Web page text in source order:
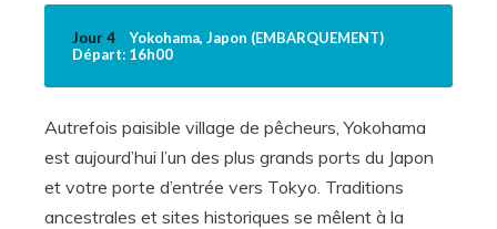
Jour 4
Yokohama, Japon (EMBARQUEMENT)
Départ: 16h00
Autrefois paisible village de pêcheurs, Yokohama
est aujourd’hui l’un des plus grands ports du Japon
et votre porte d’entrée vers Tokyo. Traditions
ancestrales et sites historiques se mêlent à la